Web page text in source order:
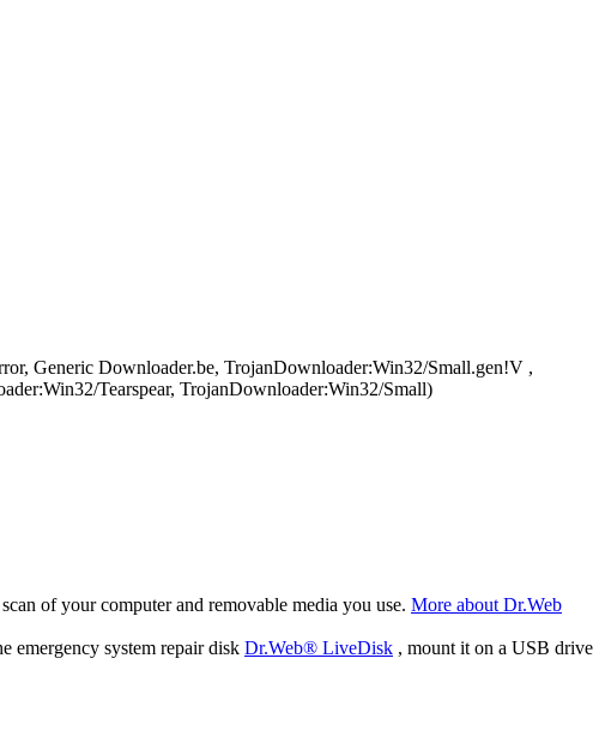
Generic Downloader.be, TrojanDownloader:Win32/Small.gen!V ,
Tearspear, TrojanDownloader:Win32/Small)
of your computer and removable media you use. More about Dr.Web
emergency system repair disk Dr.Web® LiveDisk , mount it on a USB drive